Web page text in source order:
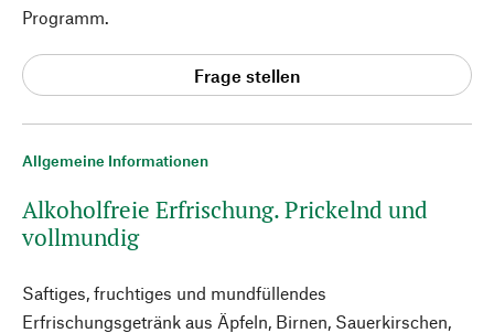
Allgemeine Informationen
Alkoholfreie Erfrischung. Prickelnd und
vollmundig
Saftiges, fruchtiges und mundfüllendes
Erfrischungsgetränk aus Äpfeln, Birnen, Sauerkirschen,
Programm.
Frage stellen